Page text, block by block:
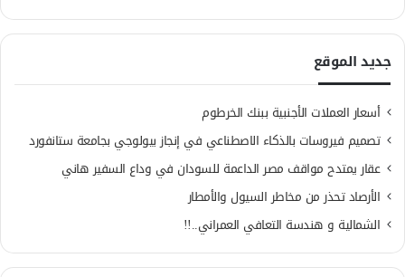
جديد الموقع
أسعار العملات الأجنبية ببنك الخرطوم
تصميم فيروسات بالذكاء الاصطناعي في إنجاز بيولوجي بجامعة ستانفورد
عقار يمتدح مواقف مصر الداعمة للسودان في وداع السفير هاني
الأرصاد تحذر من مخاطر السيول والأمطار
الشمالية و هندسة التعافي العمراني..!!